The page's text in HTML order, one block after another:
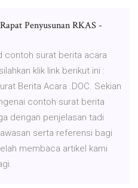
Penyusunan RKAS -
contoh surat berita acara
klik link berikut ini :
Berita Acara .DOC. Sekian
contoh surat berita
dengan penjelasan tadi
serta referensi bagi
membaca artikel kami